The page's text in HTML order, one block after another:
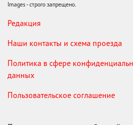
Images - строго запрещено.
Редакция
Наши контакты и схема проезда
Политика в сфере
данных
Пользовательское соглашение